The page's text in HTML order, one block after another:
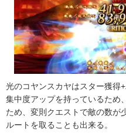
光のコヤンスカヤはスター獲得
集中度アップを持っているため
ため、変則クエストで敵の数が
ルートを取ることも出来る。